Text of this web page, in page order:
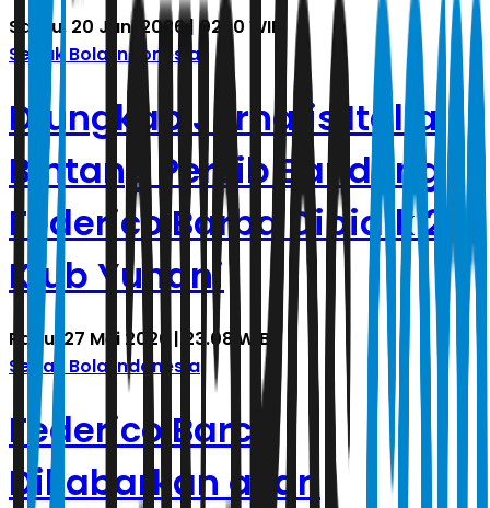
Sabtu, 20 Juni 2026 | 02.10 WIB
Sepak Bola Indonesia
Diungkap Jurnalis Italia,
Bintang Persib Bandung
Federico Barba Dibidik 2
Klub Yunani
Rabu, 27 Mei 2026 | 23.08 WIB
Sepak Bola Indonesia
Federico Barca
Dikabarkan akan